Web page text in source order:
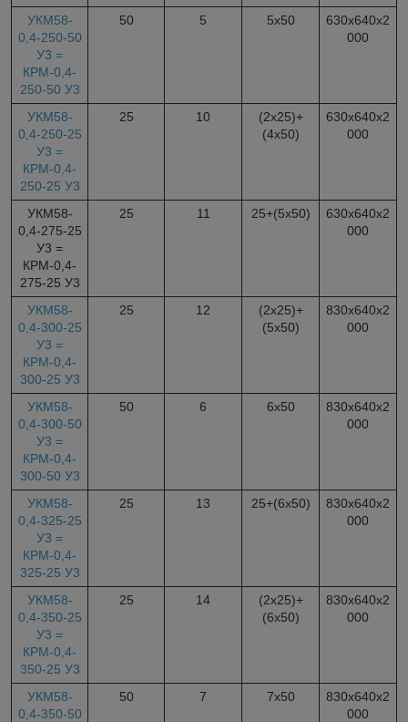
УКМ58-
0,4-250-50
У3 =
КРМ-0,4-
250-50 У3
50 5 5х50
630х640х2
000
УКМ58-
0,4-250-25
У3 =
КРМ-0,4-
250-25 У3
25 10
(2х25)+
(4х50)
630х640х2
000
УКМ58-
0,4-275-25
У3 =
КРМ-0,4-
275-25 У3
25 11 25+(5х50)
630х640х2
000
УКМ58-
0,4-300-25
У3 =
КРМ-0,4-
300-25 У3
25 12
(2х25)+
(5х50)
830х640х2
000
УКМ58-
0,4-300-50
У3 =
КРМ-0,4-
300-50 У3
50 6 6х50
830х640х2
000
УКМ58-
0,4-325-25
У3 =
КРМ-0,4-
325-25 У3
25 13 25+(6х50)
830х640х2
000
УКМ58-
0,4-350-25
У3 =
КРМ-0,4-
350-25 У3
25 14
(2х25)+
(6х50)
830х640х2
000
УКМ58-
0,4-350-50
50 7 7х50
830х640х2
000